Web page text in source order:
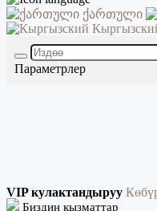
ქართული
Параметрлер
VIP кулактандыруу
Биздин кызматтар